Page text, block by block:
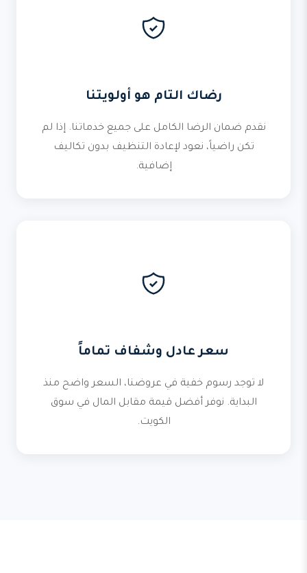
رضاك التام هو أولويتنا
نقدم ضمان الرضا الكامل على جميع خدماتنا. إذا لم
تكن راضياً، نعود لإعادة التنظيف بدون تكاليف
إضافية.
سعر عادل وشفاف تماماً
لا توجد رسوم خفية في عروضنا، السعر واضح منذ
البداية. نوفر أفضل قيمة مقابل المال في سوق
الكويت.